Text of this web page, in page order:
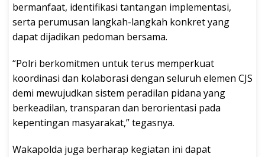
bermanfaat, identifikasi tantangan implementasi,
serta perumusan langkah-langkah konkret yang
dapat dijadikan pedoman bersama.
“Polri berkomitmen untuk terus memperkuat
koordinasi dan kolaborasi dengan seluruh elemen CJS
demi mewujudkan sistem peradilan pidana yang
berkeadilan, transparan dan berorientasi pada
kepentingan masyarakat,” tegasnya.
Wakapolda juga berharap kegiatan ini dapat